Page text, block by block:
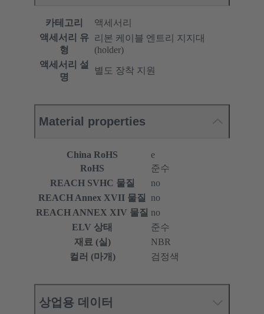
카테고리
액세서리
액세서리 유
형
리본 케이블 엔트리 지지대
(holder)
액세서리 설
명
별도 장착 지원
Material properties
China RoHS
e
RoHS
준수
REACH SVHC 물질
no
REACH Annex XVII 물질
no
REACH ANNEX XIV 물질 no
ELV 상태
준수
재료 (실)
NBR
컬러 (마개)
검정색
상업용 데이터